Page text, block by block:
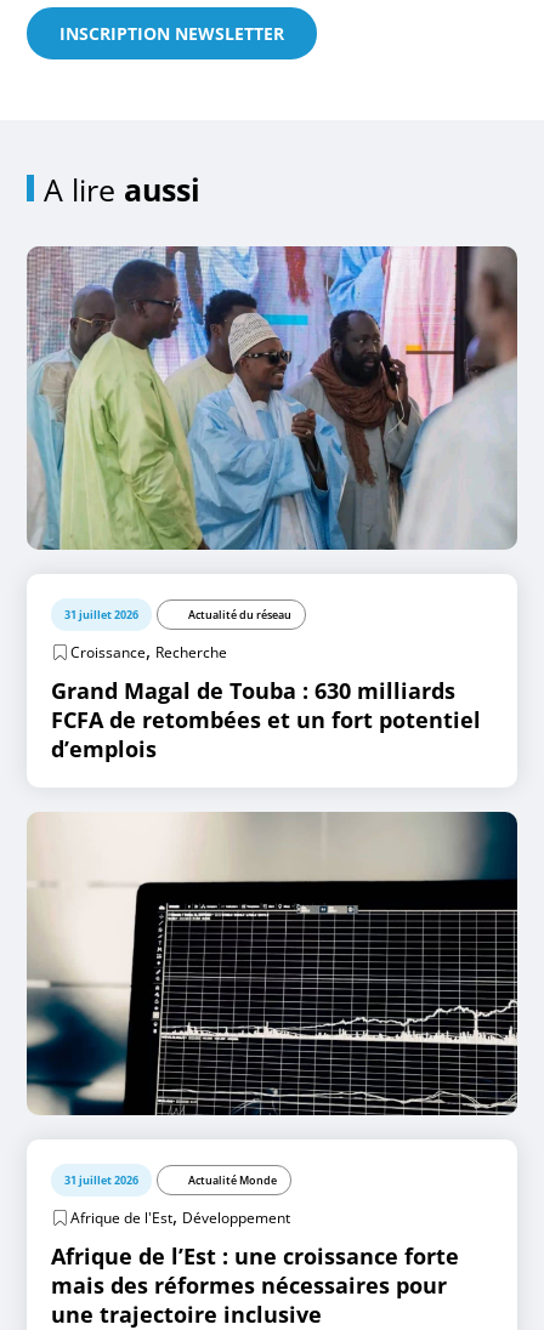
INSCRIPTION NEWSLETTER
A lire aussi
31 juillet 2026 Actualité du réseau
Croissance, Recherche
Grand Magal de Touba : 630 milliards
FCFA de retombées et un fort potentiel
d’emplois
31 juillet 2026 Actualité Monde
Afrique de l'Est, Développement
Afrique de l’Est : une croissance forte
mais des réformes nécessaires pour
une trajectoire inclusive